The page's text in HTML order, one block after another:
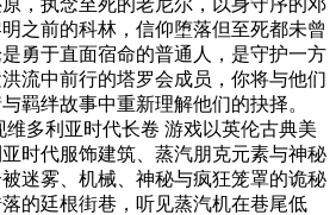
之前的科林，信仰堕落但至死都未曾
勇于直面宿命的普通人，是守护一方
流中前行的塔罗会成员，你将与他们
羁绊故事中重新理解他们的抉择。
多利亚时代长卷 游戏以英伦古典美
时代服饰建筑、蒸汽朋克元素与神秘
迷雾、机械、神秘与疯狂笼罩的诡秘
的廷根街巷，听见蒸汽机在巷尾低